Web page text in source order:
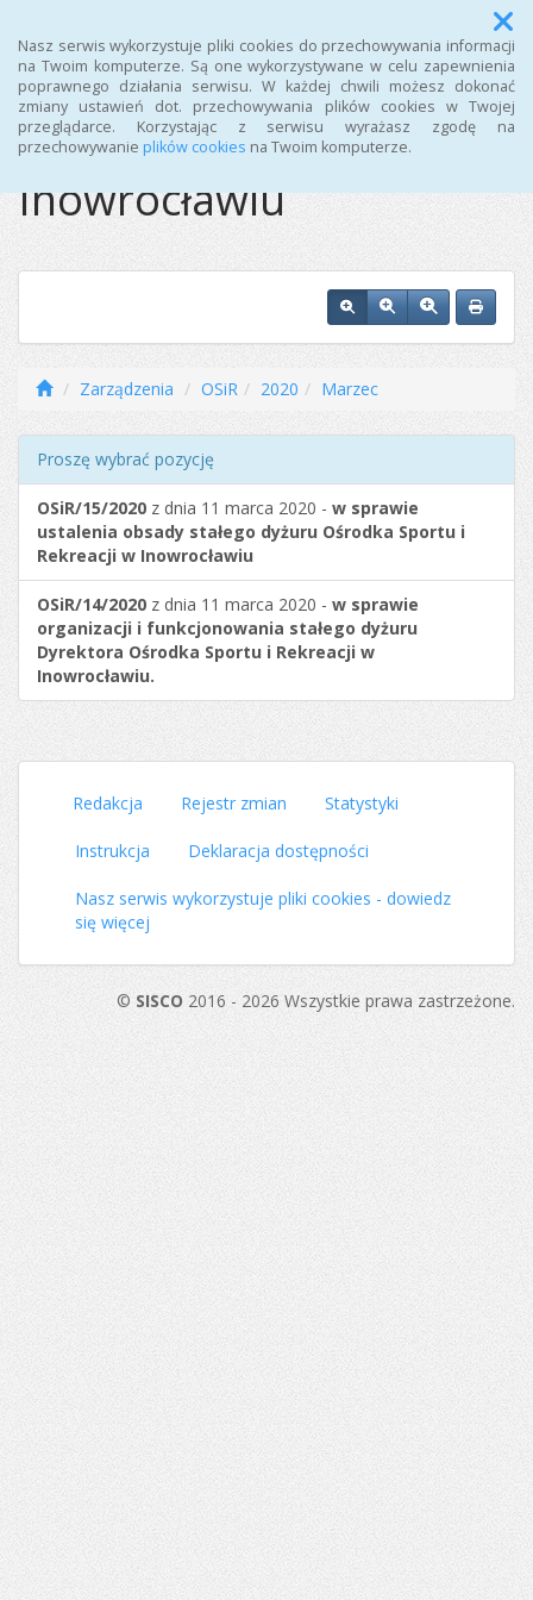
Nasz serwis wykorzystuje pliki cookies do przechowywania informacji
na Twoim komputerze. Są one wykorzystywane w celu zapewnienia
poprawnego działania serwisu. W każdej chwili możesz dokonać
zmiany ustawień dot. przechowywania plików cookies w Twojej
przeglądarce. Korzystając z serwisu wyrażasz zgodę na
przechowywanie plików cookies na Twoim komputerze.
Menu
Ośrodek Sportu i
Rekreacji w
Inowrocławiu
Zarządzenia OSiR 2020 Marzec
Proszę wybrać pozycję
OSiR/15/2020 z dnia 11 marca 2020 - w sprawie
ustalenia obsady stałego dyżuru Ośrodka Sportu i
Rekreacji w Inowrocławiu
OSiR/14/2020 z dnia 11 marca 2020 - w sprawie
organizacji i funkcjonowania stałego dyżuru
Dyrektora Ośrodka Sportu i Rekreacji w
Inowrocławiu.
Redakcja Rejestr zmian Statystyki
Instrukcja Deklaracja dostępności
Nasz serwis wykorzystuje pliki cookies - dowiedz
się więcej
© SISCO 2016 - 2026 Wszystkie prawa zastrzeżone.